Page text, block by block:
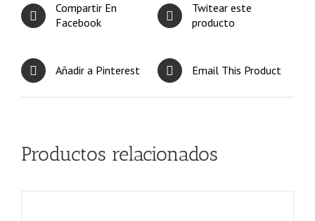
Compartir En
Facebook
Twitear este
producto
Añadir a Pinterest Email This Product
Productos relacionados